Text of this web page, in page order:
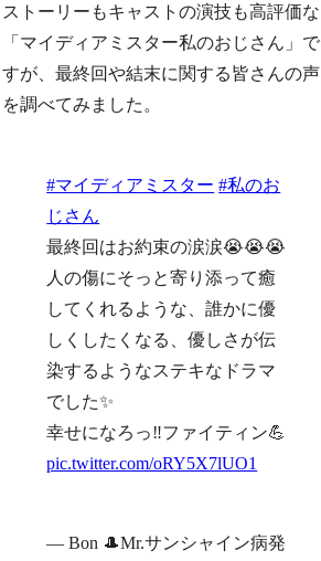
ストーリーもキャストの演技も高評価な
「マイディアミスター私のおじさん」で
すが、最終回や結末に関する皆さんの声
を調べてみました。
#マイディアミスター #私のお
じさん
最終回はお約束の涙涙😭😭😭
人の傷にそっと寄り添って癒
してくれるような、誰かに優
しくしたくなる、優しさが伝
染するようなステキなドラマ
でした✨
幸せになろっ‼️ファイティン💪
pic.twitter.com/oRY5X7lUO1
— Bon 🎩Mr.サンシャイン病発